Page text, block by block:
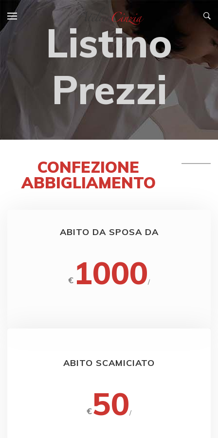
Listino
Prezzi
CONFEZIONE
ABBIGLIAMENTO
ABITO DA SPOSA DA
€ 1000/
ABITO SCAMICIATO
€50/